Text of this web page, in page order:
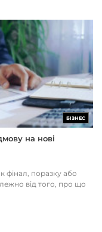
БІЗНЕС
на нові
фінал, поразку або
від того, про що